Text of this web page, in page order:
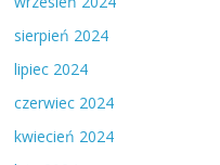
sierpień 2024
lipiec 2024
czerwiec 2024
kwiecień 2024